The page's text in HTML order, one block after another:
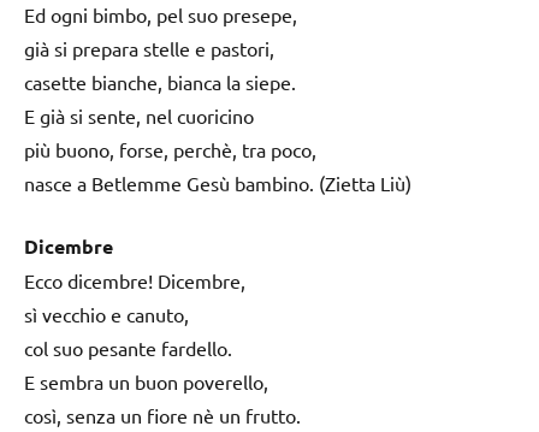
Ed ogni bimbo, pel suo presepe,
già si prepara stelle e pastori,
casette bianche, bianca la siepe.
E già si sente, nel cuoricino
più buono, forse, perchè, tra poco,
nasce a Betlemme Gesù bambino. (Zietta Liù)
Dicembre
Ecco dicembre! Dicembre,
sì vecchio e canuto,
col suo pesante fardello.
E sembra un buon poverello,
così, senza un fiore nè un frutto.